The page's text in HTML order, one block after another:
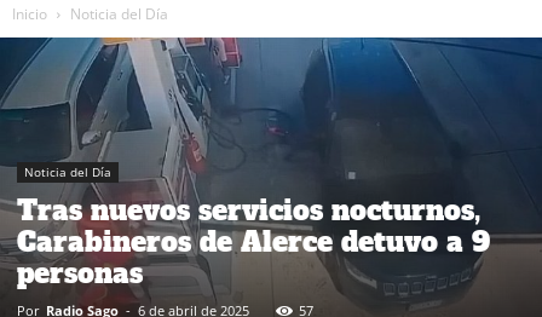
Inicio Noticia del Día
Noticia del Día
Tras nuevos servicios nocturnos,
Carabineros de Alerce detuvo a 9
personas
Por Radio Sago - 6 de abril de 2025 57